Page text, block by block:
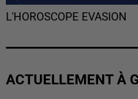
L'HOROSCOPE EVASION
ACTUELLEMENT À